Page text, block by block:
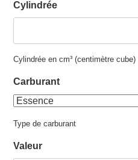
Cylindrée
Cylindrée en cm³ (centimètre cube)
Carburant
Type de carburant
Valeur